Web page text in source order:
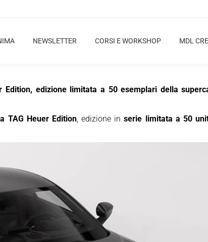
NEWSLETTER CORSI E WORKSHOP MDL
Edition, edizione limitata a 50 esemplari della
TAG Heuer Edition, edizione inserie limitata a 50